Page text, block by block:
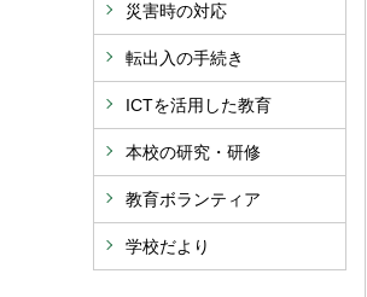
災害時の対応
転出入の手続き
ICTを活用した教育
本校の研究・研修
教育ボランティア
学校だより